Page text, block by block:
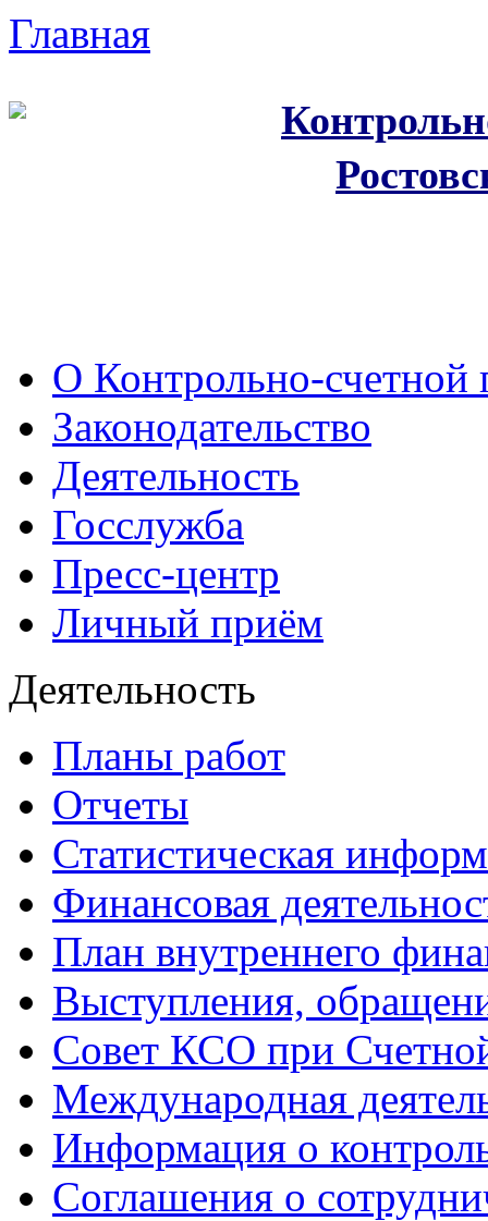
Главная
О Контрольно-счетной
Законодательство
Деятельность
Госслужба
Пресс-центр
Личный приём
Деятельность
Планы работ
Отчеты
Статистическая
Финансовая
План внутреннего
Выступления,
Совет КСО при
Международная
Информация о
Соглашения о